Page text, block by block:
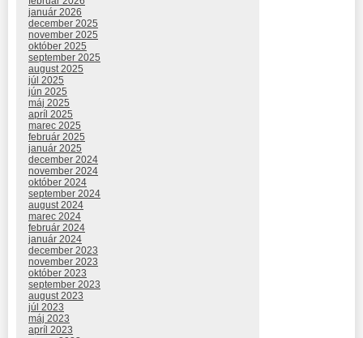
január 2026
december 2025
november 2025
október 2025
september 2025
august 2025
júl 2025
jún 2025
máj 2025
apríl 2025
marec 2025
február 2025
január 2025
december 2024
november 2024
október 2024
september 2024
august 2024
marec 2024
február 2024
január 2024
december 2023
november 2023
október 2023
september 2023
august 2023
júl 2023
máj 2023
apríl 2023